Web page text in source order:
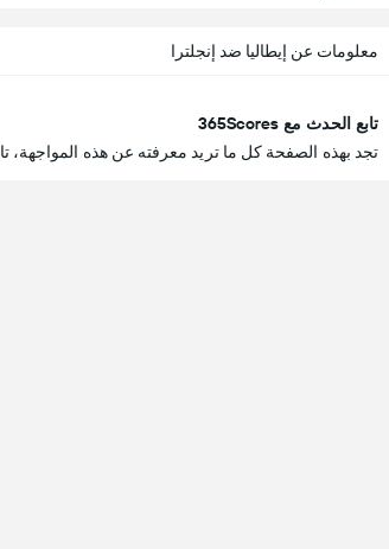
معلومات عن إيطاليا ضد إنجلترا
تابع الحدث مع 365Scores
تجد بهذه الصفحة كل ما تريد معرفته عن هذه المواجهة،